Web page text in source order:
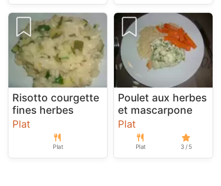
Risotto courgette
fines herbes
Plat
Plat
Poulet aux herbes
et mascarpone
Plat
Plat 3 / 5